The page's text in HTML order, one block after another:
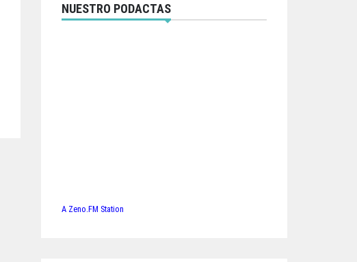
NUESTRO PODACTAS
A Zeno.FM Station